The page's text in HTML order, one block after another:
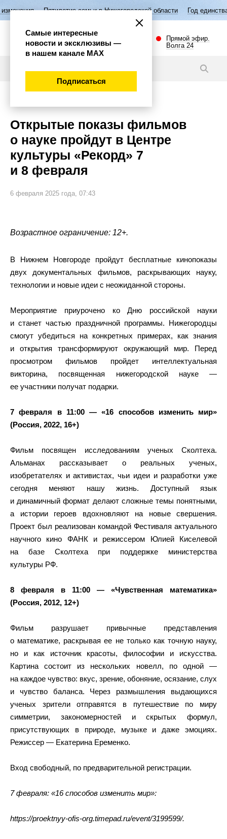
Пятилетие семьи в Нижегородской области Год единства народов
Прямой эфир.
Волга 24
Открытые показы фильмов
о науке пройдут в Центре
культуры «Рекорд» 7
и 8 февраля
6 февраля 2025 года, 07:43
Возрастное ограничение: 12+.
В Нижнем Новгороде пройдут бесплатные кинопоказы
двух документальных фильмов, раскрывающих науку,
технологии и новые идеи с неожиданной стороны.
Мероприятие приурочено ко Дню российской науки
и станет частью праздничной программы. Нижегородцы
смогут убедиться на конкретных примерах, как знания
и открытия трансформируют окружающий мир. Перед
просмотром фильмов пройдет интеллектуальная
викторина, посвященная нижегородской науке —
ее участники получат подарки.
7 февраля в 11:00 — «16 способов изменить мир»
(Россия, 2022, 16+)
Фильм посвящен исследованиям ученых Сколтеха.
Альманах рассказывает о реальных ученых,
изобретателях и активистах, чьи идеи и разработки уже
сегодня меняют нашу жизнь. Доступный язык
и динамичный формат делают сложные темы понятными,
а истории героев вдохновляют на новые свершения.
Проект был реализован командой Фестиваля актуального
научного кино ФАНК и режиссером Юлией Киселевой
на базе Сколтеха при поддержке министерства
культуры РФ.
8 февраля в 11:00 — «Чувственная математика»
(Россия, 2012, 12+)
Фильм разрушает привычные представления
о математике, раскрывая ее не только как точную науку,
но и как источник красоты, философии и искусства.
Картина состоит из нескольких новелл, по одной —
на каждое чувство: вкус, зрение, обоняние, осязание, слух
и чувство баланса. Через размышления выдающихся
ученых зрители отправятся в путешествие по миру
симметрии, закономерностей и скрытых формул,
присутствующих в природе, музыке и даже эмоциях.
Режиссер — Екатерина Еременко.
Вход свободный, по предварительной регистрации.
7 февраля: «16 способов изменить мир»:
https://proektnyy-ofis-org.timepad.ru/event/3199599/.
Самые интересные
новости и эксклюзивы —
в нашем канале МАХ
Подписаться